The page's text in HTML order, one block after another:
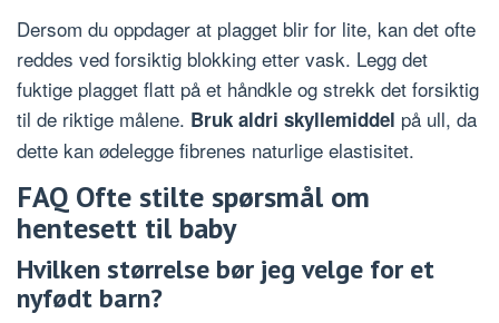
Dersom du oppdager at plagget blir for lite, kan det ofte
reddes ved forsiktig blokking etter vask. Legg det
fuktige plagget flatt på et håndkle og strekk det forsiktig
til de riktige målene. Bruk aldri skyllemiddel på ull, da
dette kan ødelegge fibrenes naturlige elastisitet.
FAQ Ofte stilte spørsmål om
hentesett til baby
Hvilken størrelse bør jeg velge for et
nyfødt barn?